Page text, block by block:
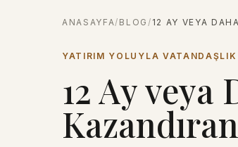
ANASAYFA/ BLOG / 12 AY VEYA
YATIRIM YOLUYLA VATANDAŞLIK
12 Ay veya